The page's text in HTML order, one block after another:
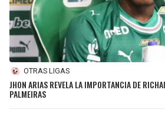
OTRAS LIGAS
JHON ARIAS REVELA LA IMPORTANCIA DE
PALMEIRAS